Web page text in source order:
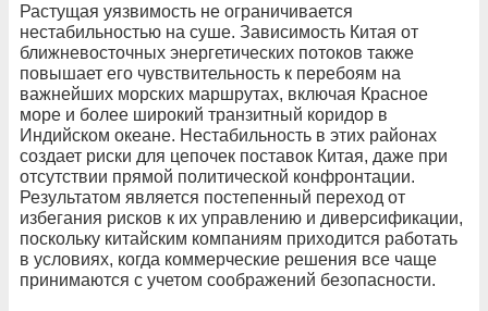
Растущая уязвимость не ограничивается
нестабильностью на суше. Зависимость Китая от
ближневосточных энергетических потоков также
повышает его чувствительность к перебоям на
важнейших морских маршрутах, включая Красное
море и более широкий транзитный коридор в
Индийском океане. Нестабильность в этих районах
создает риски для цепочек поставок Китая, даже при
отсутствии прямой политической конфронтации.
Результатом является постепенный переход от
избегания рисков к их управлению и диверсификации,
поскольку китайским компаниям приходится работать
в условиях, когда коммерческие решения все чаще
принимаются с учетом соображений безопасности.